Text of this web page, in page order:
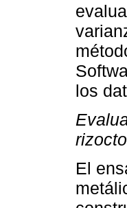
los
El